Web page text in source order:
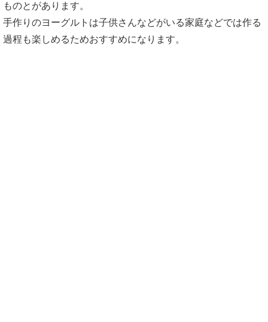
ものとがあります。
手作りのヨーグルトは子供さんなどがいる家庭などでは作る
過程も楽しめるためおすすめになります。